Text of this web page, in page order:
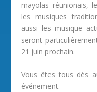
mayolas réunionais,
les musiques
aussi les musique
seront
21 juin prochain.
Vous êtes tous dès
événement.